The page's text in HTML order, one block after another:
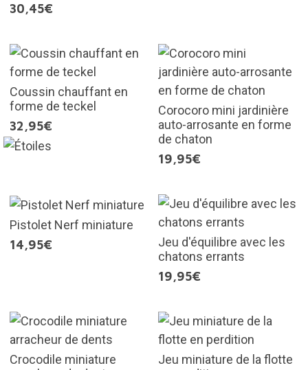
30,45€
Coussin chauffant en
forme de teckel
32,95€
Corocoro mini jardinière
auto-arrosante en forme
de chaton
19,95€
Pistolet Nerf miniature
14,95€
Jeu d'équilibre avec les
chatons errants
19,95€
Crocodile miniature
Jeu miniature de la flotte